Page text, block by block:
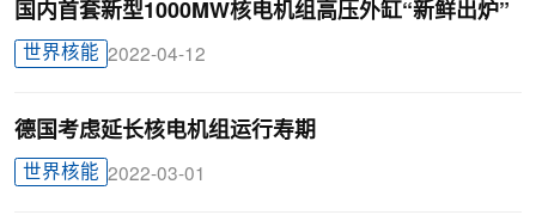
国内首套新型1000MW核电机组高压外缸“新鲜出炉”
世界核能 2022-04-12
德国考虑延长核电机组运行寿期
世界核能 2022-03-01